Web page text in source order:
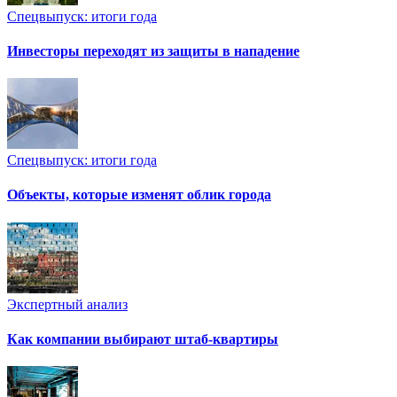
Спецвыпуск: итоги года
Инвесторы переходят из защиты в нападение
Спецвыпуск: итоги года
Объекты, которые изменят облик города
Экспертный анализ
Как компании выбирают штаб-квартиры